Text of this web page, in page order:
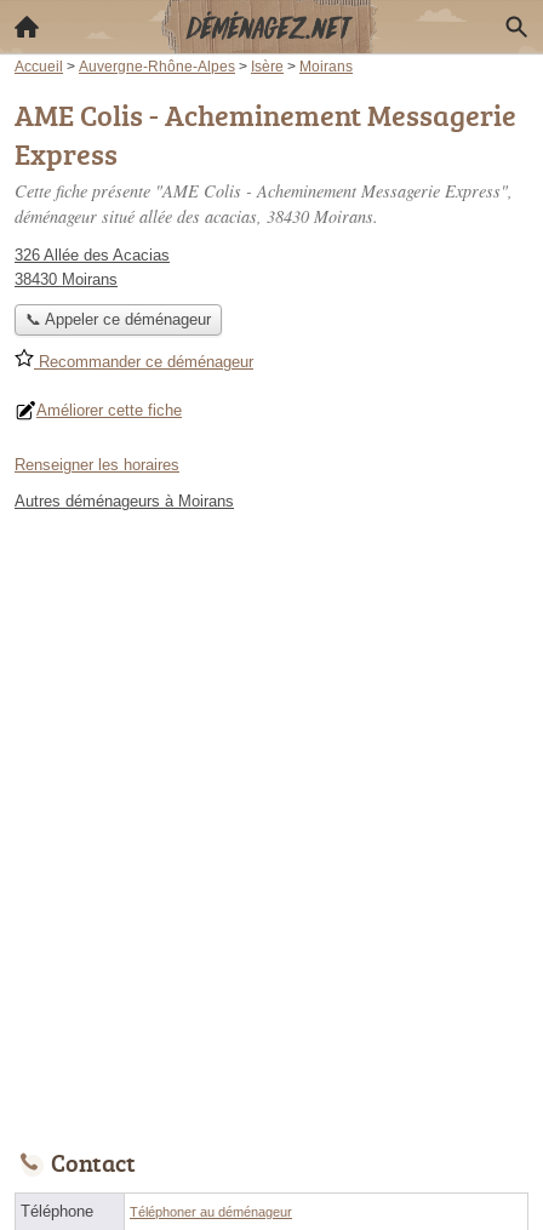
Accueil > Auvergne-Rhône-Alpes > Isère > Moirans
AME Colis - Acheminement Messagerie
Express
Cette fiche présente "AME Colis - Acheminement Messagerie Express",
déménageur situé allée des acacias, 38430 Moirans.
326 Allée des Acacias
38430 Moirans
📞 Appeler ce déménageur
Recommander ce déménageur
Améliorer cette fiche
Renseigner les horaires
Autres déménageurs à Moirans
Contact
Téléphone Téléphoner au déménageur